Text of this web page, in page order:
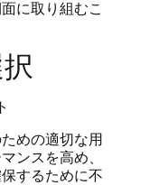
に取り組むこ
めの適切な用
ンスを高め、
するために不